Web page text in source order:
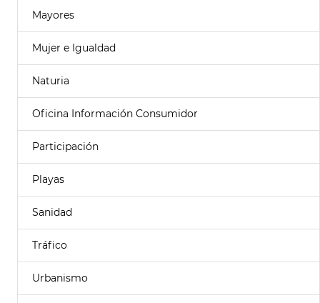
Mayores
Mujer e Igualdad
Naturia
Oficina Información Consumidor
Participación
Playas
Sanidad
Tráfico
Urbanismo